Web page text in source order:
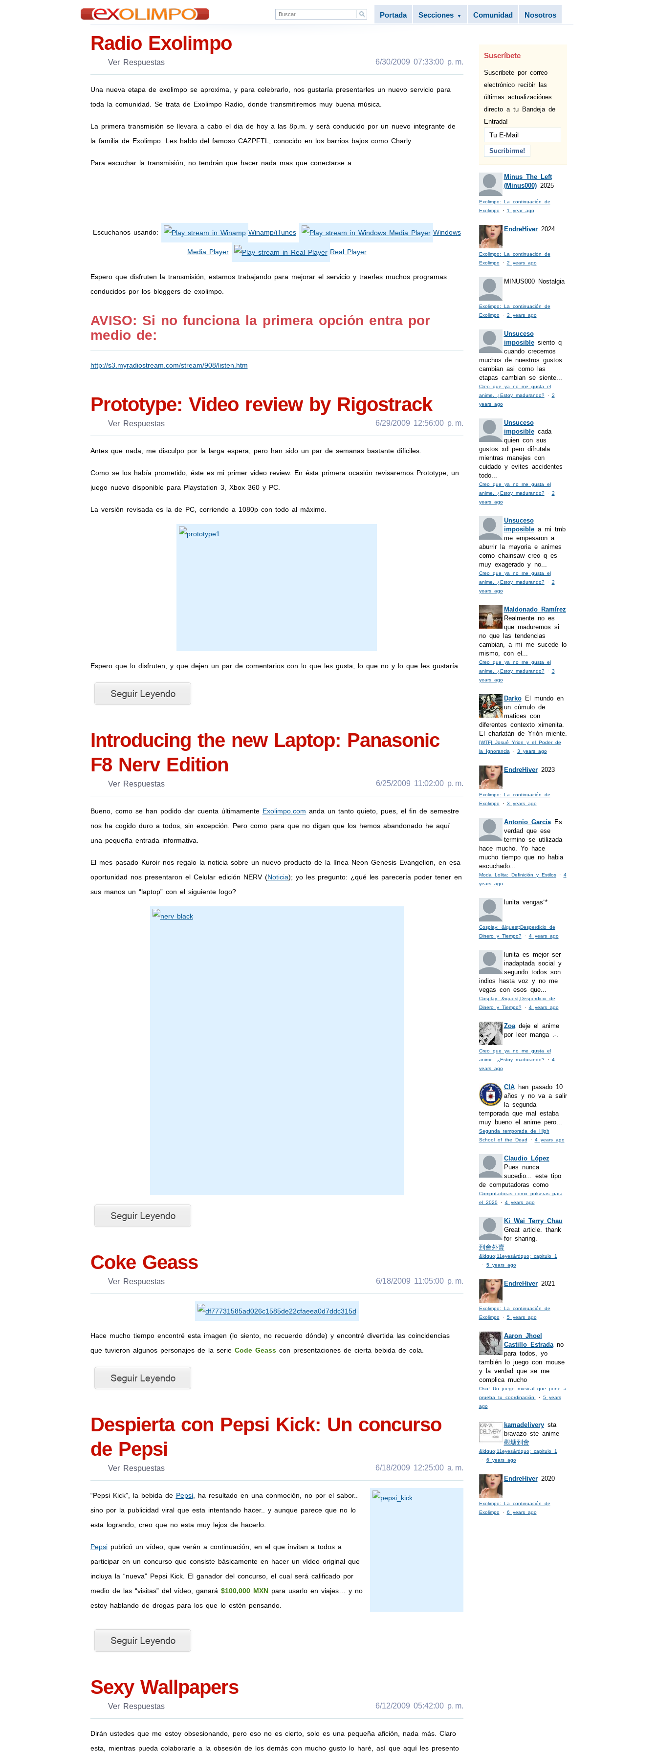
Portada Secciones ▼ Comunidad Nosotros
Radio Exolimpo
Ver Respuestas 6/30/2009 07:33:00 p. m.
Una nueva etapa de exolimpo se aproxima, y para celebrarlo, nos gustaría presentarles un nuevo servicio para
toda la comunidad. Se trata de Exolimpo Radio, donde transmitiremos muy buena música.
La primera transmisión se llevara a cabo el dia de hoy a las 8p.m. y será conducido por un nuevo integrante de
la familia de Exolimpo. Les hablo del famoso CAZPFTL, conocido en los barrios bajos como Charly.
Para escuchar la transmisión, no tendrán que hacer nada mas que conectarse a
Escuchanos usando: Winamp/iTunes Windows
Media Player Real Player
Espero que disfruten la transmisión, estamos trabajando para mejorar el servicio y traerles muchos programas
conducidos por los bloggers de exolimpo.
AVISO: Si no funciona la primera opción entra por
medio de:
http://s3.myradiostream.com/stream/908/listen.htm
Prototype: Video review by Rigostrack
Ver Respuestas 6/29/2009 12:56:00 p. m.
Antes que nada, me disculpo por la larga espera, pero han sido un par de semanas bastante dificiles.
Como se los había prometido, éste es mi primer video review. En ésta primera ocasión revisaremos Prototype, un
juego nuevo disponible para Playstation 3, Xbox 360 y PC.
La versión revisada es la de PC, corriendo a 1080p con todo al máximo.
Espero que lo disfruten, y que dejen un par de comentarios con lo que les gusta, lo que no y lo que les gustaría.
Introducing the new Laptop: Panasonic
F8 Nerv Edition
Ver Respuestas 6/25/2009 11:02:00 p. m.
Bueno, como se han podido dar cuenta últimamente Exolimpo.com anda un tanto quieto, pues, el fin de semestre
nos ha cogido duro a todos, sin excepción. Pero como para que no digan que los hemos abandonado he aquí
una pequeña entrada informativa.
El mes pasado Kuroir nos regalo la noticia sobre un nuevo producto de la línea Neon Genesis Evangelion, en esa
oportunidad nos presentaron el Celular edición NERV (Noticia); yo les pregunto: ¿qué les parecería poder tener en
sus manos un “laptop” con el siguiente logo?
Coke Geass
Ver Respuestas 6/18/2009 11:05:00 p. m.
Hace mucho tiempo encontré esta imagen (lo siento, no recuerdo dónde) y encontré divertida las coincidencias
que tuvieron algunos personajes de la serie Code Geasscon presentaciones de cierta bebida de cola.
Despierta con Pepsi Kick: Un concurso
de Pepsi
Ver Respuestas 6/18/2009 12:25:00 a. m.
“Pepsi Kick”, la bebida de Pepsi, ha resultado en una conmoción, no por el sabor..
sino por la publicidad viral que esta intentando hacer.. y aunque parece que no lo
esta logrando, creo que no esta muy lejos de hacerlo.
Pepsipublicó un vídeo, que verán a continuación, en el que invitan a todos a
participar en un concurso que consiste básicamente en hacer un vídeo original que
incluya la “nueva” Pepsi Kick. El ganador del concurso, el cual será calificado por
medio de las “visitas” del vídeo, ganará $100,000 MXNpara usarlo en viajes… y no
estoy hablando de drogas para los que lo estén pensando.
Sexy Wallpapers
Ver Respuestas 6/12/2009 05:42:00 p. m.
Dirán ustedes que me estoy obsesionando, pero eso no es cierto, solo es una pequeña afición, nada más. Claro
esta, mientras pueda colaborarle a la obsesión de los demás con mucho gusto lo haré, así que aquí les presento
Suscríbete
Suscribete por correo
electrónico recibir las
últimas actualizaciónes
directo a tu Bandeja de
Entrada!
Minus The Left
(Minus000) 2025
Exolimpo: La continuación de
Exolimpo· 1 year ago
EndreHiver 2024
Exolimpo: La continuación de
Exolimpo· 2 years ago
MINUS000 Nostalgia
Exolimpo: La continuación de
Exolimpo· 2 years ago
Unsuceso
imposible siento q
cuando crecemos
muchos de nuestros gustos
cambian asi como las
etapas cambian se siente...
Creo que ya no me gusta el
anime. ¿Estoy madurando?· 2
years ago
Unsuceso
imposible cada
quien con sus
gustos xd pero difrutala
mientras manejes con
cuidado y evites accidentes
todo...
Creo que ya no me gusta el
anime. ¿Estoy madurando?· 2
years ago
Unsuceso
imposible a mi tmb
me empesaron a
aburrir la mayoria e animes
como chainsaw creo q es
muy exagerado y no...
Creo que ya no me gusta el
anime. ¿Estoy madurando?· 2
years ago
Maldonado Ramírez
Realmente no es
que maduremos si
no que las tendencias
cambian, a mi me sucede lo
mismo, con el...
Creo que ya no me gusta el
anime. ¿Estoy madurando?· 3
years ago
Darko
El mundo en
un cúmulo de
matices con
diferentes contexto ximenita.
El charlatán de Yrión miente.
[WTF] Josué Yrion y el Poder de
la Ignorancia · 3 years ago
EndreHiver 2023
Exolimpo: La continuación de
Exolimpo· 3 years ago
Antonio García
Es
verdad que ese
termino se utilizada
hace mucho. Yo hace
mucho tiempo que no habia
escuchado...
Moda Lolita: Definición y Estilos· 4
years ago
lunita vengas¨*
Cosplay: &iquest;Desperdicio de
Dinero y Tiempo?· 4 years ago
lunita es mejor ser
inadaptada social y
segundo todos son
indios hasta voz y no me
vegas con esos que...
Cosplay: &iquest;Desperdicio de
Dinero y Tiempo?· 4 years ago
Zoa deje el anime
por leer manga .-.
Creo que ya no me gusta el
anime. ¿Estoy madurando?· 4
years ago
CIA
han pasado 10
años y no va a salir
la segunda
temporada que mal estaba
muy bueno el anime pero...
Segunda temporada de High
School of the Dead · 4 years ago
Claudio López
Pues nunca
sucedio... este tipo
de computadoras como
Computadoras como pulseras para
el 2020· 4 years ago
Ki Wai Terry Chau
Great article. thank
for sharing.
到會外賣
&ldquo;11eyes&rdquo; capitulo 1
· 5 years ago
EndreHiver 2021
Exolimpo: La continuación de
Exolimpo· 5 years ago
Aaron Jhoel
Castillo Estrada no
para todos, yo
también lo juego con mouse
y la verdad que se me
complica mucho
Osu! Un juego musical que pone a
prueba tu coordinación.
· 5 years
ago
kamadelivery sta
bravazo ste anime
觀塘到會
&ldquo;11eyes&rdquo; capitulo 1
· 6 years ago
EndreHiver 2020
Exolimpo: La continuación de
Exolimpo· 6 years ago